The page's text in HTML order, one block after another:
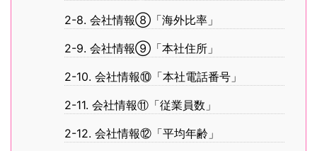
2-8. 会社情報⑧「海外比率」
2-9. 会社情報⑨「本社住所」
2-10. 会社情報⑩「本社電話番号」
2-11. 会社情報⑪「従業員数」
2-12. 会社情報⑫「平均年齢」